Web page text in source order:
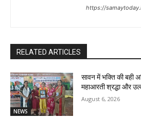
https://
RELATED ARTICLES
NEWS
सावन में भक्ति की बही
महाआरती श्रद्धा और
August 6, 2026